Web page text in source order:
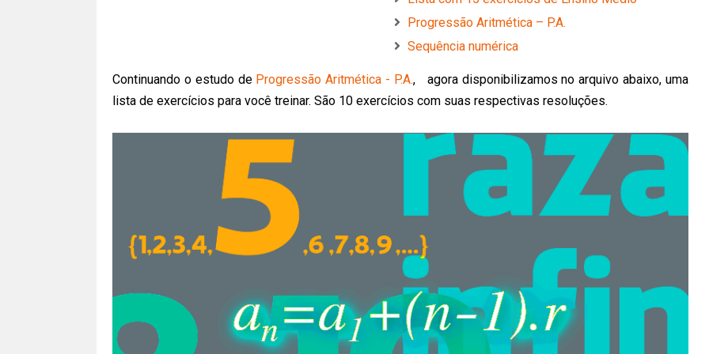
Progressão Aritmética – P.A.
Sequência numérica
Continuando o estudo de Progressão Aritmética - P.A., agora disponibilizamos no arquivo abaixo, uma
lista de exercícios para você treinar. São 10 exercícios com suas respectivas resoluções.